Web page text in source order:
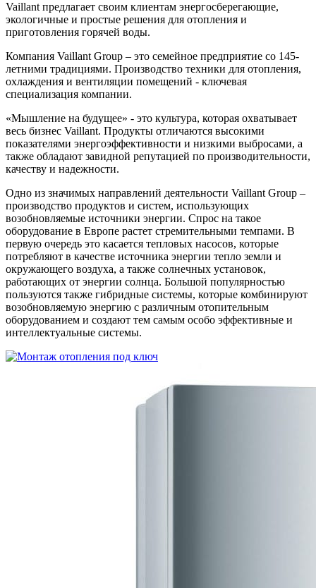
Vaillant предлагает своим клиентам энергосберегающие,
экологичные и простые решения для отопления и
приготовления горячей воды.
Компания Vaillant Group – это семейное предприятие со 145-
летними традициями. Производство техники для отопления,
охлаждения и вентиляции помещений - ключевая
специализация компании.
«Мышление на будущее» - это культура, которая охватывает
весь бизнес Vaillant. Продукты отличаются высокими
показателями энергоэффективности и низкими выбросами, а
также обладают завидной репутацией по производительности,
качеству и надежности.
Одно из значимых направлений деятельности Vaillant Group –
производство продуктов и систем, использующих
возобновляемые источники энергии. Спрос на такое
оборудование в Европе растет стремительными темпами. В
первую очередь это касается тепловых насосов, которые
потребляют в качестве источника энергии тепло земли и
окружающего воздуха, а также солнечных установок,
работающих от энергии солнца. Большой популярностью
пользуются также гибридные системы, которые комбинируют
возобновляемую энергию с различным отопительным
оборудованием и создают тем самым особо эффективные и
интеллектуальные системы.